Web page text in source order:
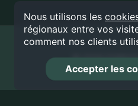
Nous utilisons les
régionaux entre vos
comment nos clients
Accepter les
© 2026